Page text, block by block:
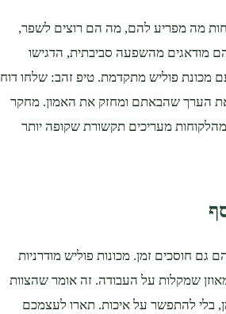
מה מפריע להם, מה הם רוצים לשפר,
מודאגים מהשפעה סביבתית, הדגישו
מכונת פוליש מתקדמת. טיפ זהב: שלחו דוח
הערך שהבאתם ומחזק את האמון. מחקר
של Service Industry Journal מראה ש-67% מהלקוחות מעריכים תקשורת שקופה יותר
חוסכים זמן. מכונות פוליש מודרניות
שמקלות על העבודה. זה אומר שהצוות
בלי להתפשר על איכות. תארו לעצמכם